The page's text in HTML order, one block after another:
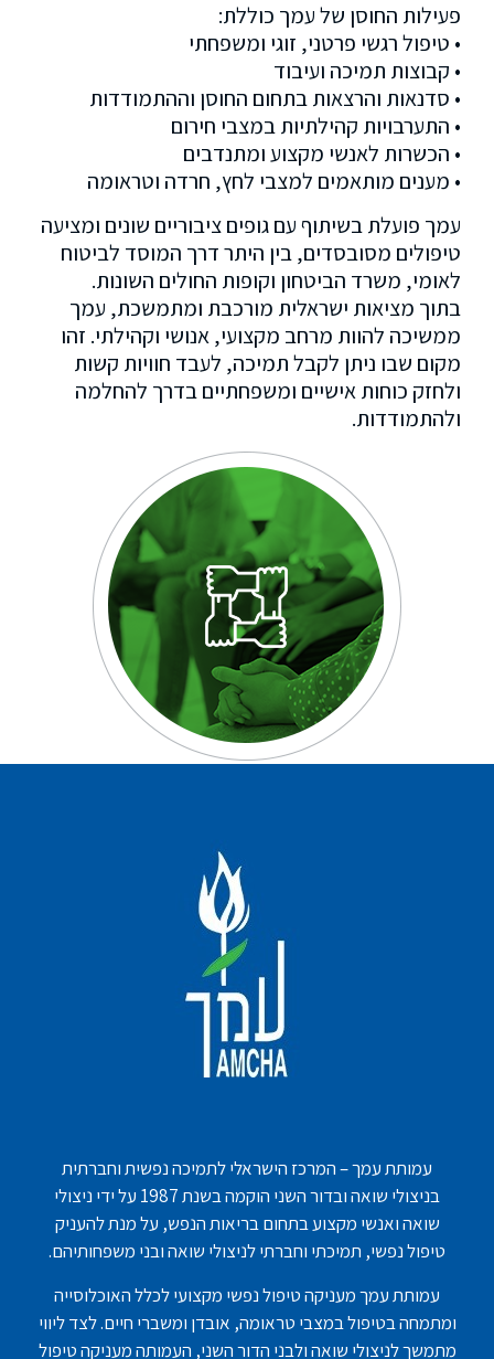
פעילות החוסן של עמך כוללת:
• טיפול רגשי פרטני, זוגי ומשפחתי
• קבוצות תמיכה ועיבוד
• סדנאות והרצאות בתחום החוסן וההתמודדות
• התערבויות קהילתיות במצבי חירום
• הכשרות לאנשי מקצוע ומתנדבים
• מענים מותאמים למצבי לחץ, חרדה וטראומה
עמך פועלת בשיתוף עם גופים ציבוריים שונים ומציעה
טיפולים מסובסדים, בין היתר דרך המוסד לביטוח
לאומי, משרד הביטחון וקופות החולים השונות.
בתוך מציאות ישראלית מורכבת ומתמשכת, עמך
ממשיכה להוות מרחב מקצועי, אנושי וקהילתי. זהו
מקום שבו ניתן לקבל תמיכה, לעבד חוויות קשות
ולחזק כוחות אישיים ומשפחתיים בדרך להחלמה
ולהתמודדות.
עמותת עמך – המרכז הישראלי לתמיכה נפשית וחברתית
בניצולי שואה ובדור השני הוקמה בשנת 1987 על ידי ניצולי
שואה ואנשי מקצוע בתחום בריאות הנפש, על מנת להעניק
טיפול נפשי, תמיכתי וחברתי לניצולי שואה ובני משפחותיהם.
עמותת עמך מעניקה טיפול נפשי מקצועי לכלל האוכלוסייה
ומתמחה בטיפול במצבי טראומה, אובדן ומשברי חיים. לצד ליווי
מתמשך לניצולי שואה ולבני הדור השני, העמותה מעניקה טיפול